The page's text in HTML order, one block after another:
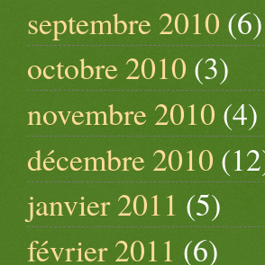
septembre 2010 (6)
octobre 2010 (3)
novembre 2010 (4)
décembre 2010
janvier 2011 (5)
février 2011 (6)